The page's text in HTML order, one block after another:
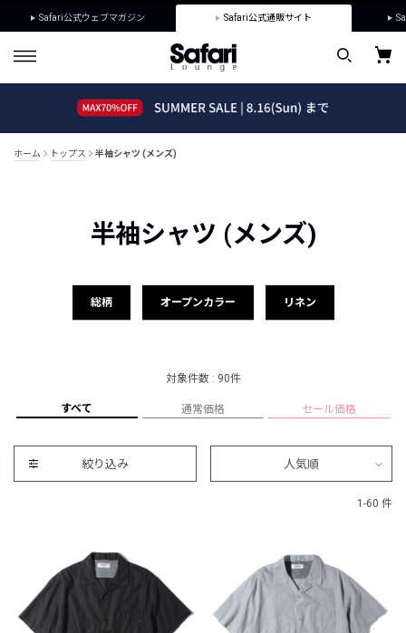
Safari公式ウェブマガジン Safari公式通販サイト
ホーム トップス 半袖シャツ (メンズ)
半袖シャツ (メンズ)
総柄 オープンカラー リネン
対象件数 : 90件
すべて 通常価格 セール価格
絞り込み 人気順
1-60 件